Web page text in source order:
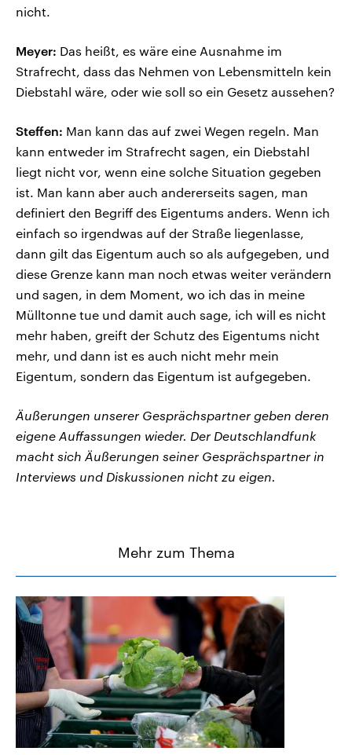
nicht.
Meyer: Das heißt, es wäre eine Ausnahme im
Strafrecht, dass das Nehmen von Lebensmitteln kein
Diebstahl wäre, oder wie soll so ein Gesetz aussehen?
Steffen: Man kann das auf zwei Wegen regeln. Man
kann entweder im Strafrecht sagen, ein Diebstahl
liegt nicht vor, wenn eine solche Situation gegeben
ist. Man kann aber auch andererseits sagen, man
definiert den Begriff des Eigentums anders. Wenn ich
einfach so irgendwas auf der Straße liegenlasse,
dann gilt das Eigentum auch so als aufgegeben, und
diese Grenze kann man noch etwas weiter verändern
und sagen, in dem Moment, wo ich das in meine
Mülltonne tue und damit auch sage, ich will es nicht
mehr haben, greift der Schutz des Eigentums nicht
mehr, und dann ist es auch nicht mehr mein
Eigentum, sondern das Eigentum ist aufgegeben.
Äußerungen unserer Gesprächspartner geben deren
eigene Auffassungen wieder. Der Deutschlandfunk
macht sich Äußerungen seiner Gesprächspartner in
Interviews und Diskussionen nicht zu eigen.
Mehr zum Thema